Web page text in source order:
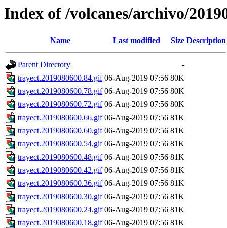
Index of /volcanes/archivo/
Name Last modified Size Description
Parent Directory
-
trayect.2019080600.84.gif 06-Aug-2019 07:56 80K
trayect.2019080600.78.gif 06-Aug-2019 07:56 80K
trayect.2019080600.72.gif 06-Aug-2019 07:56 80K
trayect.2019080600.66.gif 06-Aug-2019 07:56 81K
trayect.2019080600.60.gif 06-Aug-2019 07:56 81K
trayect.2019080600.54.gif 06-Aug-2019 07:56 81K
trayect.2019080600.48.gif 06-Aug-2019 07:56 81K
trayect.2019080600.42.gif 06-Aug-2019 07:56 81K
trayect.2019080600.36.gif 06-Aug-2019 07:56 81K
trayect.2019080600.30.gif 06-Aug-2019 07:56 81K
trayect.2019080600.24.gif 06-Aug-2019 07:56 81K
trayect.2019080600.18.gif 06-Aug-2019 07:56 81K